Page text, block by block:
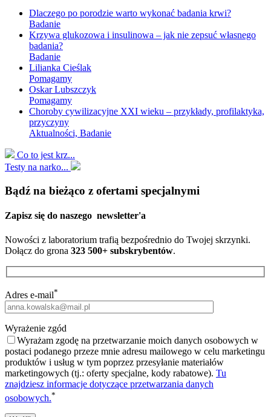
Dlaczego po porodzie warto wykonać badania krwi?
Badanie
Krzywa glukozowa i insulinowa – jak nie zepsuć własnego
badania?
Badanie
Lilianka Cieślak
Pomagamy
Oskar Lubszczyk
Pomagamy
Choroby cywilizacyjne XXI wieku – przykłady, profilaktyka,
przyczyny
Aktualności, Badanie
Co to jest krz...
Testy na narko...
Bądź na bieżąco z ofertami specjalnymi
Zapisz się do naszego newsletter'a
Nowości z laboratorium trafią bezpośrednio do Twojej skrzynki.
Dołącz do grona 323 500+ subskrybentów.
Adres e-mail*
Wyrażenie zgód
Wyrażam zgodę na przetwarzanie moich danych osobowych w
postaci podanego przeze mnie adresu mailowego w celu marketingu
produktów i usług w tym poprzez przesyłanie materiałów
marketingowych (tj.: oferty specjalne, kody rabatowe). Tu
znajdziesz informacje dotyczące przetwarzania danych
osobowych.*